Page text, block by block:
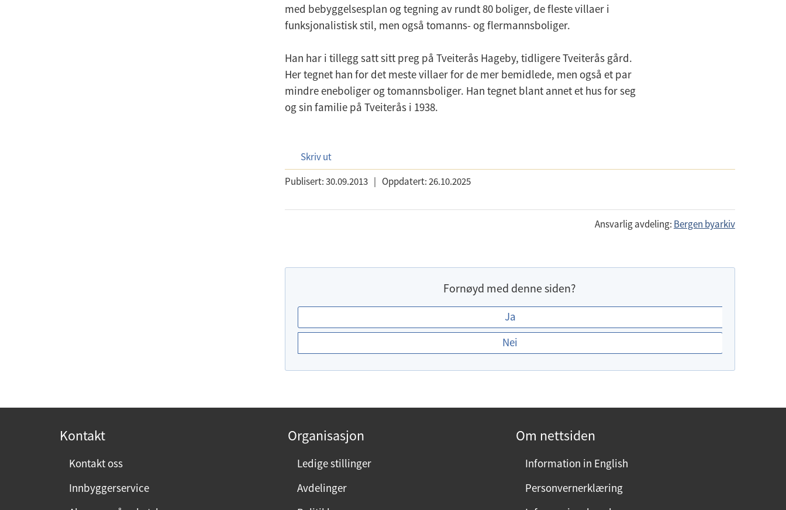
med bebyggelsesplan og tegning av rundt 80 boliger, de fleste villaer i
funksjonalistisk stil, men også tomanns- og flermannsboliger.
Han har i tillegg satt sitt preg på Tveiterås Hageby, tidligere Tveiterås gård.
Her tegnet han for det meste villaer for de mer bemidlede, men også et par
mindre eneboliger og tomannsboliger. Han tegnet blant annet et hus for seg
og sin familie på Tveiterås i 1938.
Skriv ut
Publisert:30.09.2013 | Oppdatert:26.10.2025
Ansvarlig avdeling: Bergen byarkiv
Fornøyd med denne siden?
E
r
r
ø
y
m
Ja
Nei
Kontakt
Kontakt oss
Innbyggerservice
Organisasjon
Ledige stillinger
Avdelinger
Om nettsiden
Information in English
Personvernerklæring